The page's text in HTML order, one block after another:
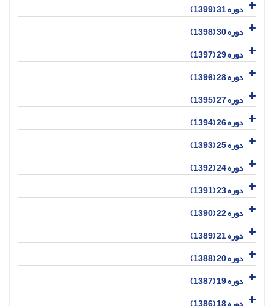
دوره 31 (1399)
دوره 30 (1398)
دوره 29 (1397)
دوره 28 (1396)
دوره 27 (1395)
دوره 26 (1394)
دوره 25 (1393)
دوره 24 (1392)
دوره 23 (1391)
دوره 22 (1390)
دوره 21 (1389)
دوره 20 (1388)
دوره 19 (1387)